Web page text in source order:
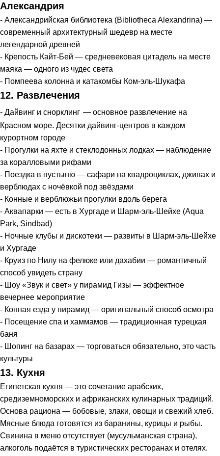
Александрия
- Александрийская библиотека (Bibliotheca Alexandrina) —
современный архитектурный шедевр на месте
легендарной древней
- Крепость Кайт-Бей — средневековая цитадель на месте
маяка — одного из чудес света
- Помпеева колонна и катакомбы Ком-эль-Шукафа
12. Развлечения
- Дайвинг и снорклинг — основное развлечение на
Красном море. Десятки дайвинг-центров в каждом
курортном городе
- Прогулки на яхте и стеклодонных лодках — наблюдение
за коралловыми рифами
- Поездка в пустыню — сафари на квадроциклах, джипах и
верблюдах с ночёвкой под звёздами
- Конные и верблюжьи прогулки вдоль берега
- Аквапарки — есть в Хургаде и Шарм-эль-Шейхе (Aqua
Park, Sindbad)
- Ночные клубы и дискотеки — развиты в Шарм-эль-Шейхе
и Хургаде
- Круиз по Нилу на фелюке или дахабии — романтичный
способ увидеть страну
- Шоу «Звук и свет» у пирамид Гизы — эффектное
вечернее мероприятие
- Конная езда у пирамид — оригинальный способ осмотра
- Посещение спа и хаммамов — традиционная турецкая
баня
- Шопинг на базарах — торговаться обязательно, это часть
культуры
13. Кухня
Египетская кухня — это сочетание арабских,
средиземноморских и африканских кулинарных традиций.
Основа рациона — бобовые, злаки, овощи и свежий хлеб.
Мясные блюда готовятся из баранины, курицы и рыбы.
Свинина в меню отсутствует (мусульманская страна),
алкоголь подаётся в туристических ресторанах и отелях.